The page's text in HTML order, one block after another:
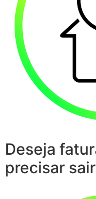
Deseja
precisar